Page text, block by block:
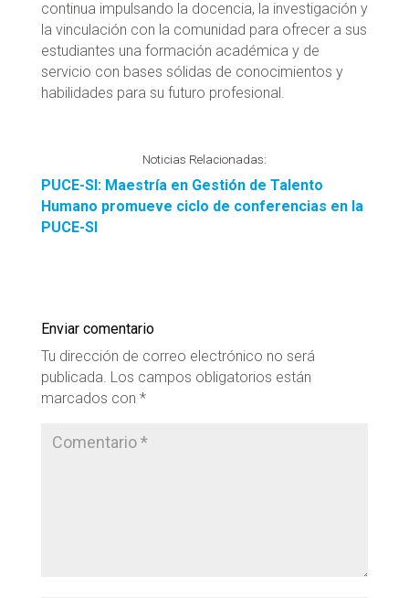
continua impulsando la docencia, la investigación y
la vinculación con la comunidad para ofrecer a sus
estudiantes una formación académica y de
servicio con bases sólidas de conocimientos y
habilidades para su futuro profesional.
Noticias Relacionadas:
PUCE-SI: Maestría en Gestión de Talento
Humano promueve ciclo de conferencias en la
PUCE-SI
Enviar comentario
Tu dirección de correo electrónico no será
publicada. Los campos obligatorios están
marcados con *